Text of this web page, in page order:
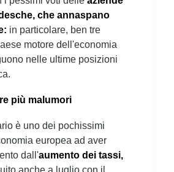
che annaspano
in particolare, ben tre
motore dell'economia
nelle ultime posizioni
più malumori
è uno dei pochissimi
europea ad aver
dall'aumento dei tassi,
anche a luglio con il